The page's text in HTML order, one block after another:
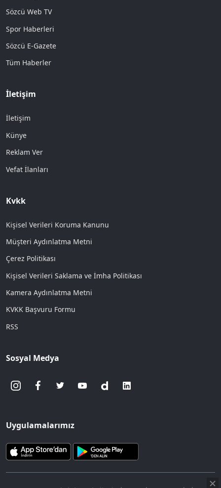
Sözcü Web TV
Spor Haberleri
Sözcü E-Gazete
Tüm Haberler
İletişim
İletişim
Künye
Reklam Ver
Vefat İlanları
Kvkk
Kişisel Verileri Koruma Kanunu
Müşteri Aydınlatma Metni
Çerez Politikası
Kişisel Verileri Saklama ve İmha Politikası
Kamera Aydınlatma Metni
KVKK Başvuru Formu
RSS
Sosyal Medya
Uygulamalarımız